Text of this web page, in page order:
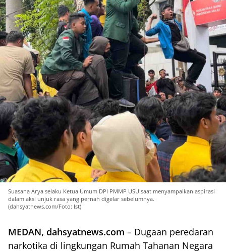
Suasana Arya selaku Ketua Umum DPI PMMP USU saat menyampaikan aspirasi
dalam aksi unjuk rasa yang pernah digelar sebelumnya.
(dahsyatnews.com/Foto: Ist)
MEDAN, dahsyatnews.com – Dugaan peredaran
narkotika di lingkungan Rumah Tahanan Negara